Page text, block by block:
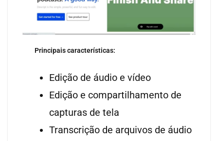
Principais características:
Edição de áudio e vídeo
Edição e compartilhamento de
capturas de tela
Transcrição de arquivos de áudio